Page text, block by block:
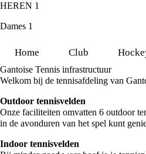
HEREN 1
Dames 1
Home Club
Gantoise Tennis infrastructuur
Welkom bij de tennisafdeling van
Outdoor tennisvelden
Onze faciliteiten omvatten 6 outdoor
in de avonduren van het spel kunt
Indoor tennisvelden